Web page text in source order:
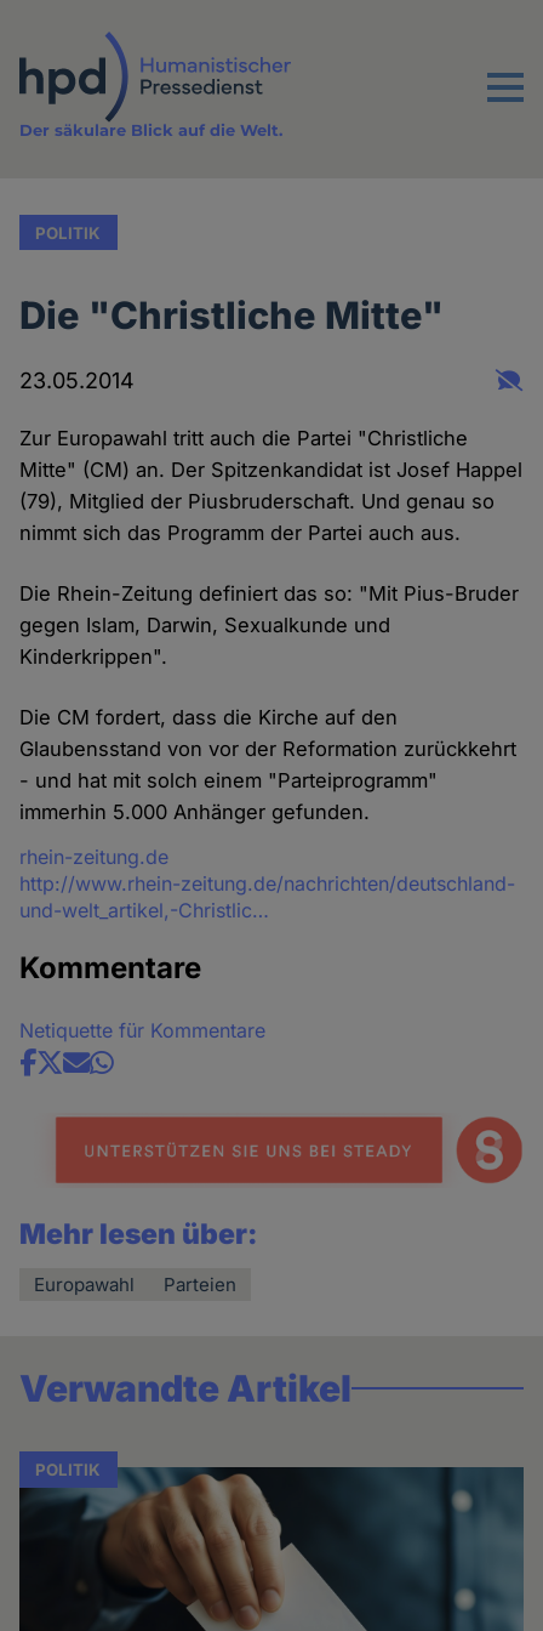
Inhalt
Menu
Der säkulare Blick auf die Welt.
POLITIK
Die "Christliche Mitte"
23.05.2014
Zur Europawahl tritt auch die Partei "Christliche
Mitte" (CM) an. Der Spitzenkandidat ist Josef Happel
(79), Mitglied der Piusbruderschaft. Und genau so
nimmt sich das Programm der Partei auch aus.
Die Rhein-Zeitung definiert das so: "Mit Pius-Bruder
gegen Islam, Darwin, Sexualkunde und
Kinderkrippen".
Die CM fordert, dass die Kirche auf den
Glaubensstand von vor der Reformation zurückkehrt
- und hat mit solch einem "Parteiprogramm"
immerhin 5.000 Anhänger gefunden.
Quelle
rhein-zeitung.de
http://www.rhein-zeitung.de/nachrichten/deutschland-
und-welt_artikel,-Christlic…
Kommentare
Netiquette für Kommentare
Share
news
Mehr lesen über:
Europawahl Parteien
Verwandte Artikel
POLITIK